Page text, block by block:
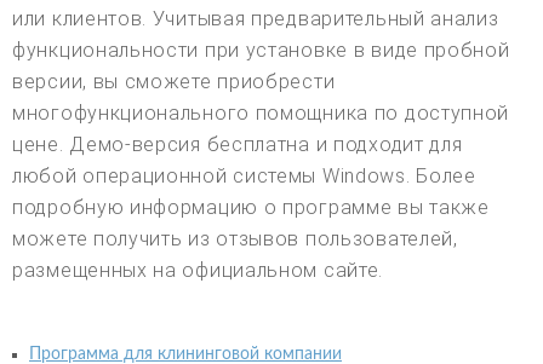
или клиентов. Учитывая предварительный анализ
функциональности при установке в виде пробной
версии, вы сможете приобрести
многофункционального помощника по доступной
цене. Демо-версия бесплатна и подходит для
любой операционной системы Windows. Более
подробную информацию о программе вы также
можете получить из отзывов пользователей,
размещенных на официальном сайте.
Программа для клининговой компании